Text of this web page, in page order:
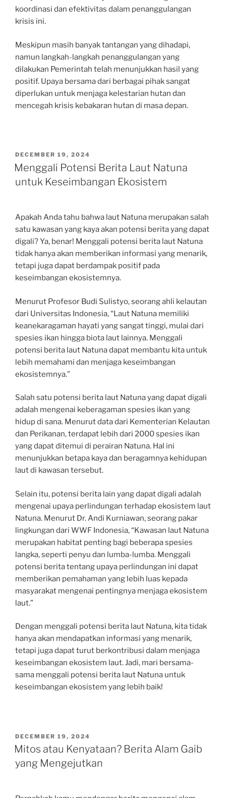
koordinasi dan efektivitas dalam penanggulangan
krisis ini.
Meskipun masih banyak tantangan yang dihadapi,
namun langkah-langkah penanggulangan yang
dilakukan Pemerintah telah menunjukkan hasil yang
positif. Upaya bersama dari berbagai pihak sangat
diperlukan untuk menjaga kelestarian hutan dan
mencegah krisis kebakaran hutan di masa depan.
POSTED
ON
DECEMBER 19, 2024
Menggali Potensi Berita Laut Natuna
untuk Keseimbangan Ekosistem
Apakah Anda tahu bahwa laut Natuna merupakan salah
satu kawasan yang kaya akan potensi berita yang dapat
digali? Ya, benar! Menggali potensi berita laut Natuna
tidak hanya akan memberikan informasi yang menarik,
tetapi juga dapat berdampak positif pada
keseimbangan ekosistemnya.
Menurut Profesor Budi Sulistyo, seorang ahli kelautan
dari Universitas Indonesia, “Laut Natuna memiliki
keanekaragaman hayati yang sangat tinggi, mulai dari
spesies ikan hingga biota laut lainnya. Menggali
potensi berita laut Natuna dapat membantu kita untuk
lebih memahami dan menjaga keseimbangan
ekosistemnya.”
Salah satu potensi berita laut Natuna yang dapat digali
adalah mengenai keberagaman spesies ikan yang
hidup di sana. Menurut data dari Kementerian Kelautan
dan Perikanan, terdapat lebih dari 2000 spesies ikan
yang dapat ditemui di perairan Natuna. Hal ini
menunjukkan betapa kaya dan beragamnya kehidupan
laut di kawasan tersebut.
Selain itu, potensi berita lain yang dapat digali adalah
mengenai upaya perlindungan terhadap ekosistem laut
Natuna. Menurut Dr. Andi Kurniawan, seorang pakar
lingkungan dari WWF Indonesia, “Kawasan laut Natuna
merupakan habitat penting bagi beberapa spesies
langka, seperti penyu dan lumba-lumba. Menggali
potensi berita tentang upaya perlindungan ini dapat
memberikan pemahaman yang lebih luas kepada
masyarakat mengenai pentingnya menjaga ekosistem
laut.”
Dengan menggali potensi berita laut Natuna, kita tidak
hanya akan mendapatkan informasi yang menarik,
tetapi juga dapat turut berkontribusi dalam menjaga
keseimbangan ekosistem laut. Jadi, mari bersama-
sama menggali potensi berita laut Natuna untuk
keseimbangan ekosistem yang lebih baik!
POSTED
ON
DECEMBER 19, 2024
Mitos atau Kenyataan? Berita Alam Gaib
yang Mengejutkan